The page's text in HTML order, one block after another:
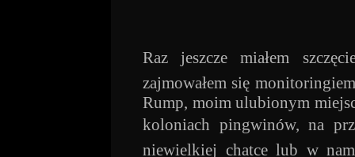
Raz jeszcze miałem
zajmowałem się
Rump, moim ulubionym
koloniach pingwinów, na
niewielkiej chatce lub w